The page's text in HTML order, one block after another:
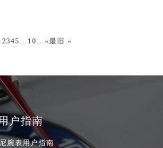
2345 10 ...»最旧 »
户指南
腕表用户指南